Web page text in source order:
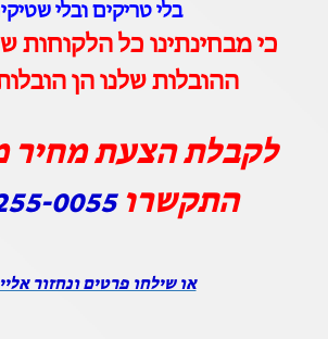
בלי טריקים ובלי
ההובלות שלנו הן
לקבלת הצעת מחיר
התקשרו0055
או שילחו פרטים ונחזור